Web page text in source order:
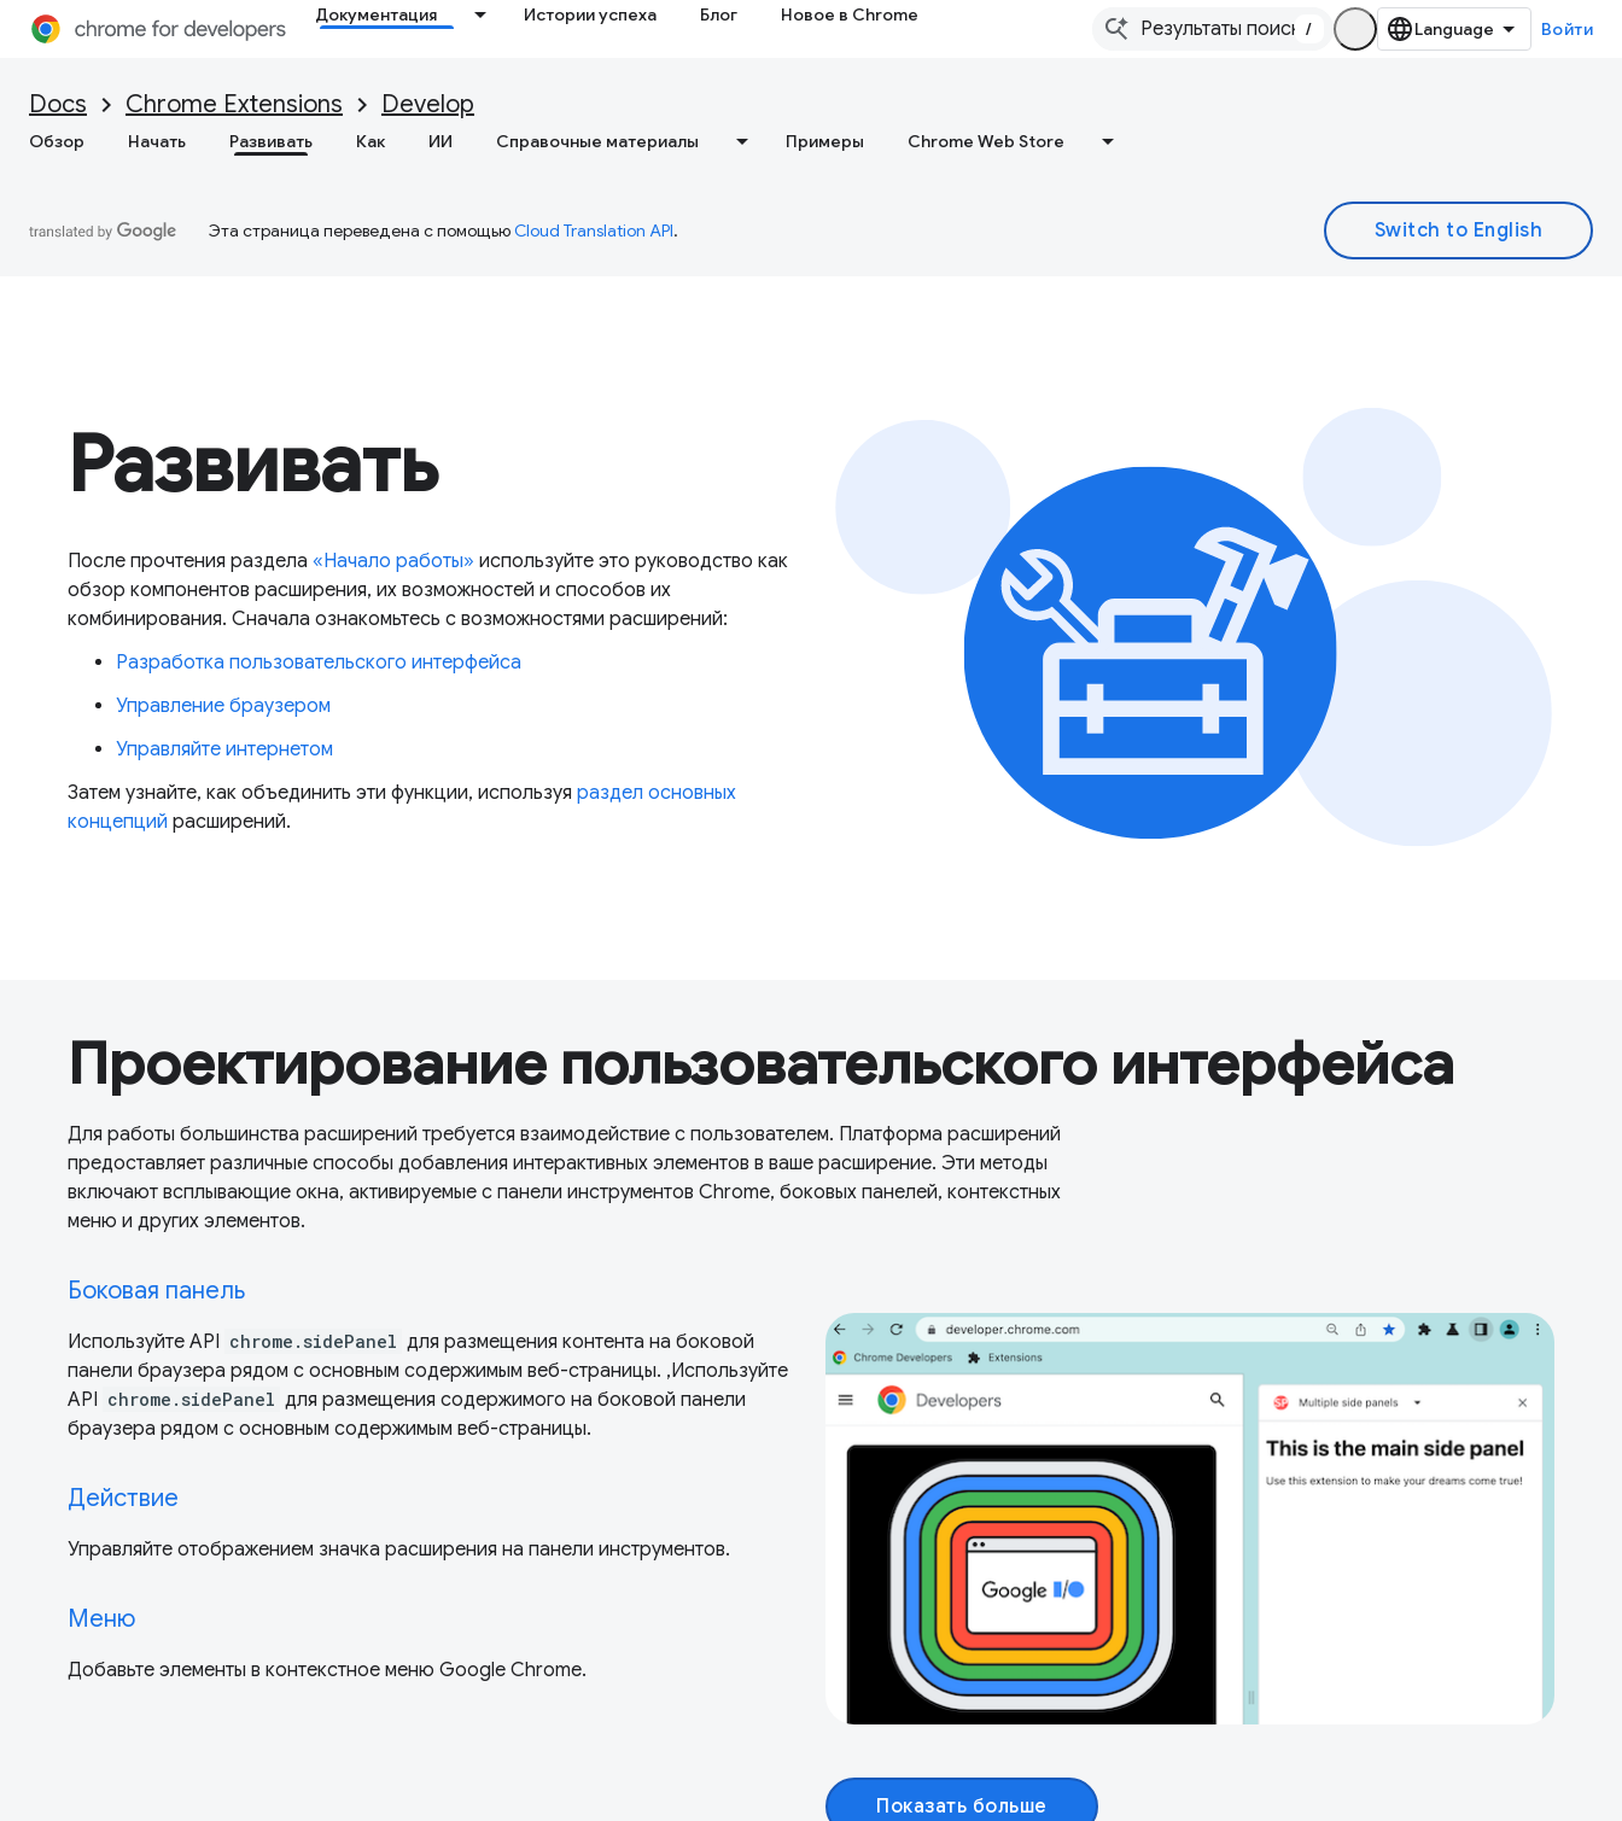
Документация Истории успеха Блог Новое в Chrome
/ Войти
Docs Chrome Extensions Develop
Обзор Начать Развивать Как ИИ Справочные материалы Примеры Chrome Web Store
Эта страница переведена с помощьюCloud Translation API.
Развивать
После прочтения раздела «Начало работы» используйте это руководство как
обзор компонентов расширения, их возможностей и способов их
комбинирования. Сначала ознакомьтесь с возможностями расширений:
Разработка пользовательского интерфейса
Управление браузером
Управляйте интернетом
Затем узнайте, как объединить эти функции, используя раздел основных
концепций расширений.
Проектирование пользовательского интерфейса
Для работы большинства расширений требуется взаимодействие с пользователем. Платформа расширений
предоставляет различные способы добавления интерактивных элементов в ваше расширение. Эти методы
включают всплывающие окна, активируемые с панели инструментов Chrome, боковых панелей, контекстных
меню и других элементов.
Боковая панель
Используйте API chrome.sidePanel для размещения контента на боковой
панели браузера рядом с основным содержимым веб-страницы. ,Используйте
API chrome.sidePanel для размещения содержимого на боковой панели
браузера рядом с основным содержимым веб-страницы.
Действие
Управляйте отображением значка расширения на панели инструментов.
Меню
Добавьте элементы в контекстное меню Google Chrome.
Показать больше